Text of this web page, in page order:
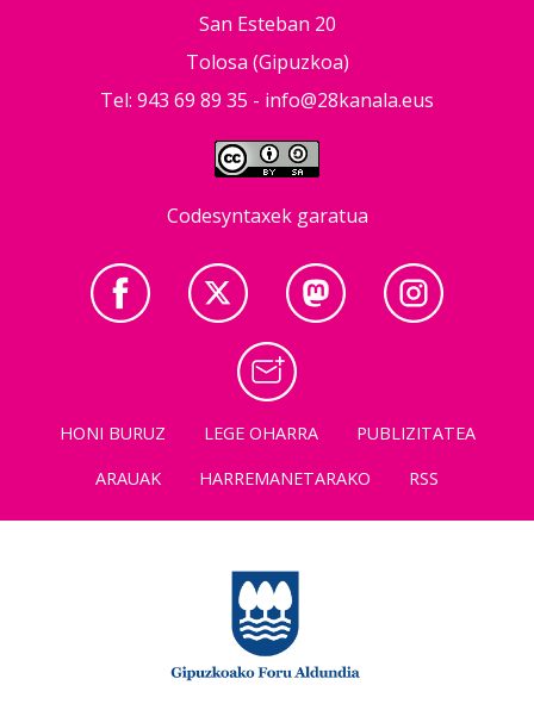
San Esteban 20
Tolosa (Gipuzkoa)
Tel: 943 69 89 35 - info@28kanala.eus
Codesyntaxek garatua
HONI BURUZ LEGE OHARRA
PUBLIZITATEA
ARAUAK
HARREMANETARAKO RSS